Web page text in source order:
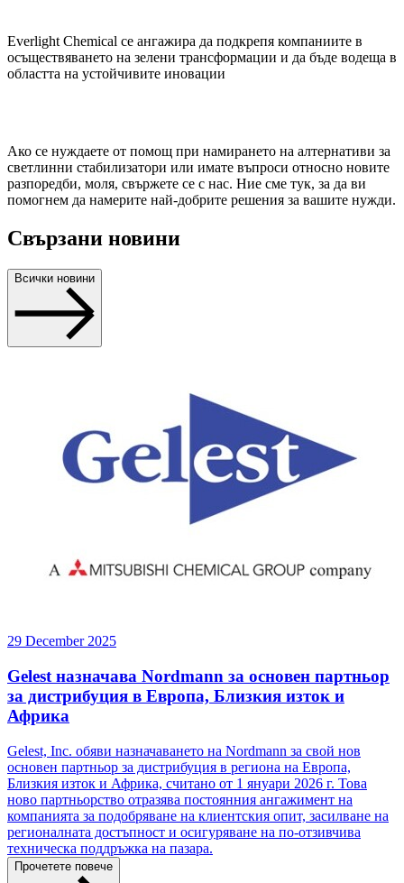
Everlight Chemical се ангажира да подкрепя компаниите в
осъществяването на зелени трансформации и да бъде водеща в
областта на устойчивите иновации
Ако се нуждаете от помощ при намирането на алтернативи за
светлинни стабилизатори или имате въпроси относно новите
разпоредби, моля, свържете се с нас. Ние сме тук, за да ви
помогнем да намерите най-добрите решения за вашите нужди.
Свързани новини
Всички новини
29 December 2025
Gelest назначава Nordmann за основен партньор
за дистрибуция в Европа, Близкия изток и
Африка
Gelest, Inc. обяви назначаването на Nordmann за свой нов
основен партньор за дистрибуция в региона на Европа,
Близкия изток и Африка, считано от 1 януари 2026 г. Това
ново партньорство отразява постоянния ангажимент на
компанията за подобряване на клиентския опит, засилване на
регионалната достъпност и осигуряване на по-отзивчива
техническа поддръжка на пазара.
Прочетете повече